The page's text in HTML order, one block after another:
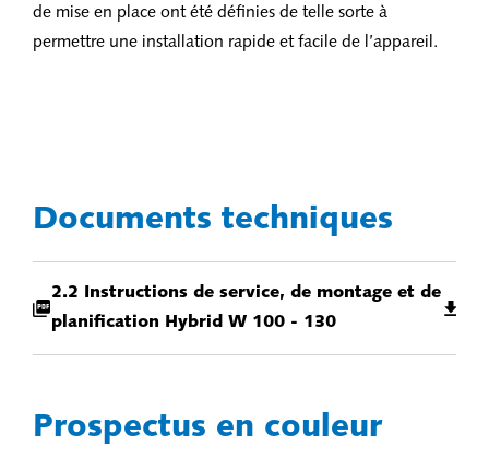
de mise en place ont été définies de telle sorte à
permettre une installation rapide et facile de l’appareil.
Documents techniques
2.2 Instructions de service, de montage et de
planification Hybrid W 100 - 130
Prospectus en couleur